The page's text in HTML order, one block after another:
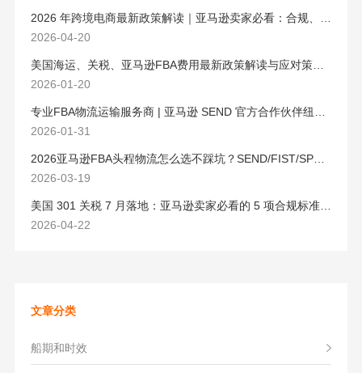
2026-04-20
美国海运、关税、亚马逊FBA费用最新政策解读与应对策略（2026版）
2026-01-20
2026-01-31
2026亚马逊FBA头程物流怎么选不踩坑？SEND/FIST/SPN官方认证物流商，只有这家敢承诺“准达率第一”
2026-03-19
美国 301 关税 7 月落地：亚马逊卖家必看的 5 项合规标准与稳交付方案
2026-04-22
文章分类
船期和时效